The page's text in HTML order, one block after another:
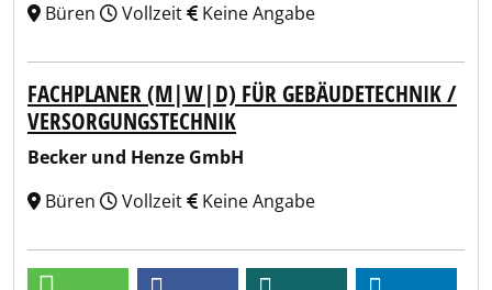
Büren Vollzeit Keine Angabe
FACHPLANER (M|W|D) FÜR GEBÄUDETECHNIK /
VERSORGUNGSTECHNIK
Becker und Henze GmbH
Büren
Vollzeit Keine Angabe